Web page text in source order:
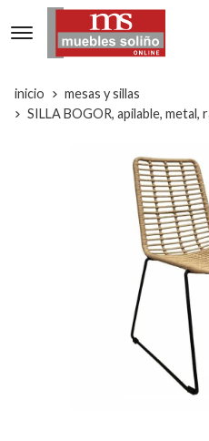
inicio
mesas y sillas
SILLA BOGOR, apilable, metal,